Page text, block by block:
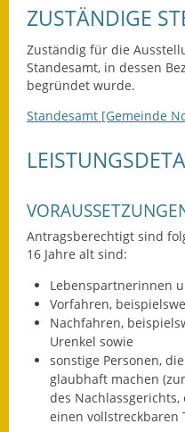
ZUSTÄNDIGE
Zuständig für die
Standesamt, in dessen
begründet wurde.
Standesamt [Gemeinde
Antragsberechtigt sind
16 Jahre alt sind:
Lebenspartnerinnen
Vorfahren,
Nachfahren,
Urenkel sowie
sonstige Personen,
glaubhaft machen
des
einen vollstreckbaren